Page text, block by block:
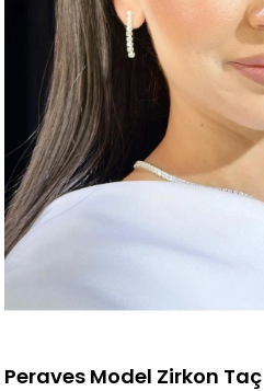
Peraves Model Zirkon Taç